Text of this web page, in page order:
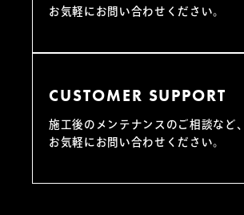
お気軽にお問い合わせください。
CUSTOMER SUPPORT
施工後のメンテナンスのご相談など、
お気軽にお問い合わせください。